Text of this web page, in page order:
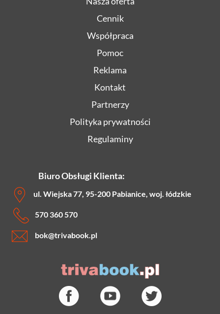
Cennik
Współpraca
Pomoc
Reklama
Kontakt
Partnerzy
Polityka prywatności
Regulaminy
Biuro Obsługi Klienta:
ul. Wiejska 77, 95-200 Pabianice, woj. łódzkie
570 360 570
bok@trivabook.pl